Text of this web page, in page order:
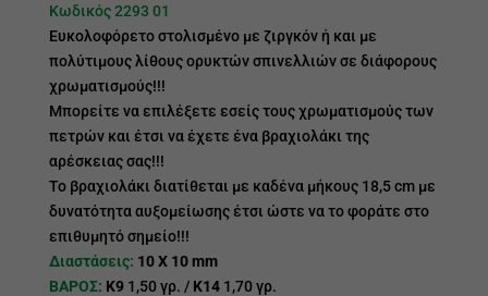
Κωδικός 2293 01
Ευκολοφόρετο στολισμένο με ζιργκόν ή και με
πολύτιμους λίθους ορυκτών σπινελλιών σε διάφορους
χρωματισμούς!!!
Μπορείτε να επιλέξετε εσείς τους χρωματισμούς των
πετρών και έτσι να έχετε ένα βραχιολάκι της
αρέσκειας σας!!!
Το βραχιολάκι διατίθεται με καδένα μήκους 18,5 cm με
δυνατότητα αυξομείωσης έτσι ώστε να το φοράτε στο
επιθυμητό σημείο!!!
Διαστάσεις: 10 X 10 mm
ΒΑΡΟΣ: Κ9 1,50 γρ. / Κ141,70 γρ.